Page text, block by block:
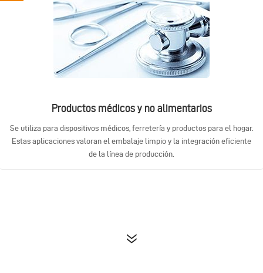
Productos médicos y no alimentarios
Se utiliza para dispositivos médicos, ferretería y productos para el hogar.
Estas aplicaciones valoran el embalaje limpio y la integración eficiente
de la línea de producción.